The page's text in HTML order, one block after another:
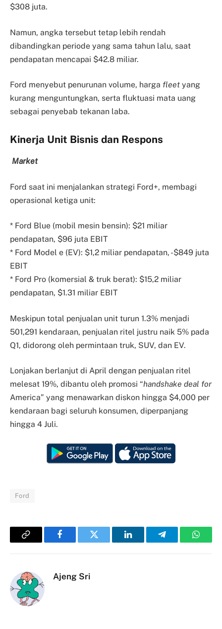
$308 juta.
Namun, angka tersebut tetap lebih rendah
dibandingkan periode yang sama tahun lalu, saat
pendapatan mencapai $42.8 miliar.
Ford menyebut penurunan volume, harga fleet yang
kurang menguntungkan, serta fluktuasi mata uang
sebagai penyebab tekanan laba.
Kinerja Unit Bisnis dan Respons
Market
Ford saat ini menjalankan strategi Ford+, membagi
operasional ketiga unit:
* Ford Blue (mobil mesin bensin): $21 miliar
pendapatan, $96 juta EBIT
* Ford Model e (EV): $1,2 miliar pendapatan, -$849 juta
EBIT
* Ford Pro (komersial & truk berat): $15,2 miliar
pendapatan, $1.31 miliar EBIT
Meskipun total penjualan unit turun 1.3% menjadi
501,291 kendaraan, penjualan ritel justru naik 5% pada
Q1, didorong oleh permintaan truk, SUV, dan EV.
Lonjakan berlanjut di April dengan penjualan ritel
melesat 19%, dibantu oleh promosi “handshake deal for
America” yang menawarkan diskon hingga $4,000 per
kendaraan bagi seluruh konsumen, diperpanjang
hingga 4 Juli.
Ford
Copy
FacebookTwitter LinkedInTelegram
Ajeng Sri